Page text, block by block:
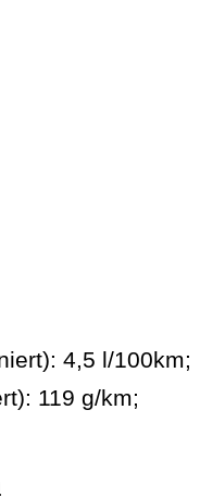
4,5 l/100km;
119 g/km;